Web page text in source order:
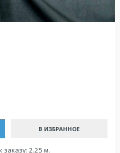
В ИЗБРАННОЕ
заказу: 2.25 м.